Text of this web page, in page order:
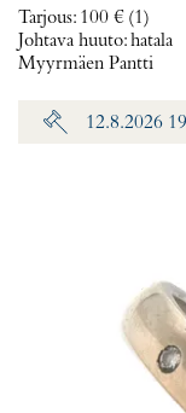
Tarjous: 100 € (1)
Johtava huuto:hatala
Myyrmäen Pantti
12.8.2026